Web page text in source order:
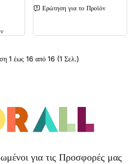
Ερώτηση για το Προϊόν
1 έως 16 από 16 (1 Σελ.)
για τις Προσφορές μας